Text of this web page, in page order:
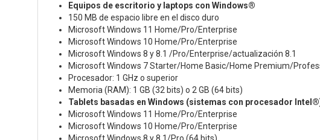
Equipos de escritorio y laptops con Windows®
150 MB de espacio libre en el disco duro
Microsoft Windows 11 Home/Pro/Enterprise
Microsoft Windows 10 Home/Pro/Enterprise
Microsoft Windows 8 y 8.1 /Pro/Enterprise/actualización 8.1
Microsoft Windows 7 Starter/Home Basic/Home Premium/
Procesador: 1 GHz o superior
Memoria (RAM): 1 GB (32 bits) o 2 GB (64 bits)
Tablets basadas en Windows (sistemas con procesador
Microsoft Windows 11 Home/Pro/Enterprise
Microsoft Windows 10 Home/Pro/Enterprise